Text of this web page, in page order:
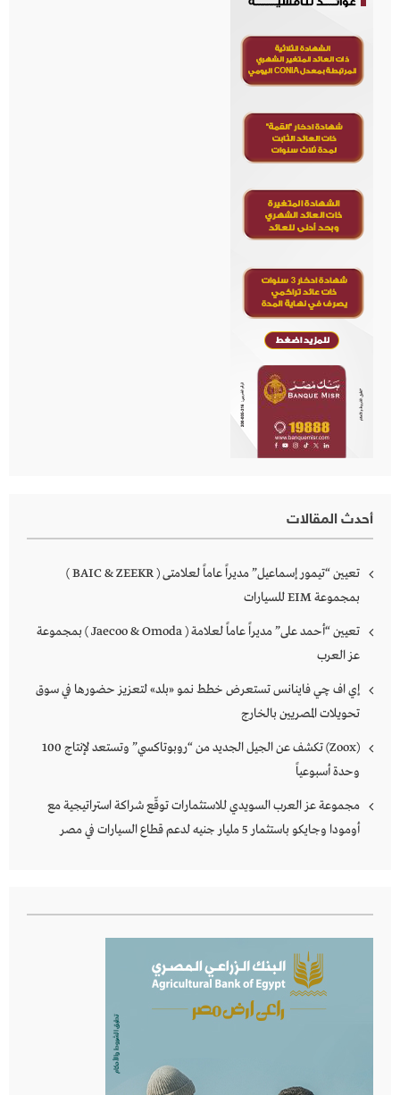
أحدث المقالات
تعيين “تيمور إسماعيل” مديراً عاماً لعلامتى ( BAIC & ZEEKR )
بمجموعة EIM للسيارات
تعيين “أحمد على” مديراً عاماً لعلامة ( Jaecoo & Omoda ) بمجموعة
عز العرب
إي اف چي فاينانس تستعرض خطط نمو «بلد» لتعزيز حضورها في سوق
تحويلات المصريين بالخارج
(Zoox) تكشف عن الجيل الجديد من “روبوتاكسي” وتستعد لإنتاج 100
وحدة أسبوعياً
مجموعة عز العرب السويدي للاستثمارات توقّع شراكة استراتيجية مع
أومودا وجايكو باستثمار 5 مليار جنيه لدعم قطاع السيارات في مصر